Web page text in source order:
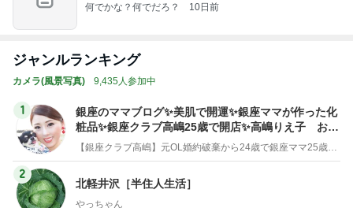
何でかな？何でだろ？ 10日前
ジャンルランキング
カメラ(風景写真) 9,435人参加中
1
銀座のママブログ✨美肌で開運✨銀座ママが作った化
粧品✨銀座クラブ高嶋25歳で開店✨高嶋りえ子 お着
物でエルメス バーキン コーデ
【銀座クラブ高嶋】元OL婚約破棄から24歳で銀座ママ25歳でオーナーママ銀座 美肌で開運♡パワースポット巡り高嶋りえ子ブログ
2
北軽井沢［半住人生活］
やっちゃん